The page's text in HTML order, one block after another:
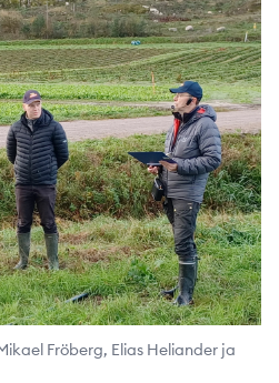
Fröberg, Elias Heliander ja